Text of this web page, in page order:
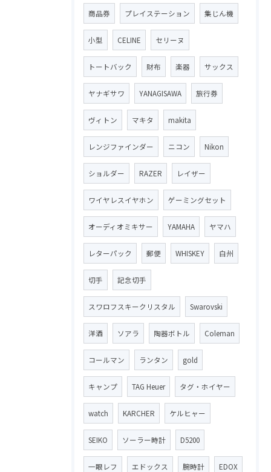
商品券 プレイステーション 集じん機
小型 CELINE セリーヌ
トートバック 財布 楽器 サックス
ヤナギサワ YANAGISAWA 旅行券
ヴィトン マキタ makita
レンジファインダー ニコン Nikon
ショルダー RAZER レイザー
ワイヤレスイヤホン ゲーミングセット
オーディオミキサー YAMAHA ヤマハ
レターパック 郵便 WHISKEY 白州
切手 記念切手
スワロフスキークリスタル Swarovski
洋酒 ソアラ 陶器ボトル Coleman
コールマン ランタン gold
キャンプ TAG Heuer タグ・ホイヤー
watch KARCHER ケルヒャー
SEIKO ソーラー時計 D5200
一眼レフ エドックス 腕時計 EDOX